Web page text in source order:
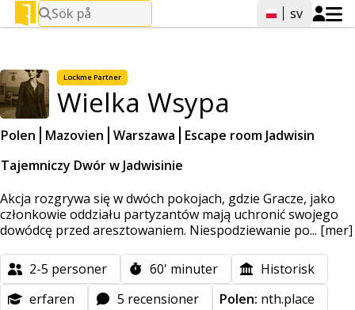
Sök på sv
LockmePartner
Wielka Wsypa
Polen Mazovien Warszawa
Escape room Jadwisin
Tajemniczy Dwór w Jadwisinie
Akcja rozgrywa się w dwóch pokojach, gdzie Gracze, jako
członkowie oddziału partyzantów mają uchronić swojego
dowódcę przed aresztowaniem. Niespodziewanie po... [mer]
2-5 personer 60' minuter
Historisk
erfaren
5 recensioner Polen: nth.place